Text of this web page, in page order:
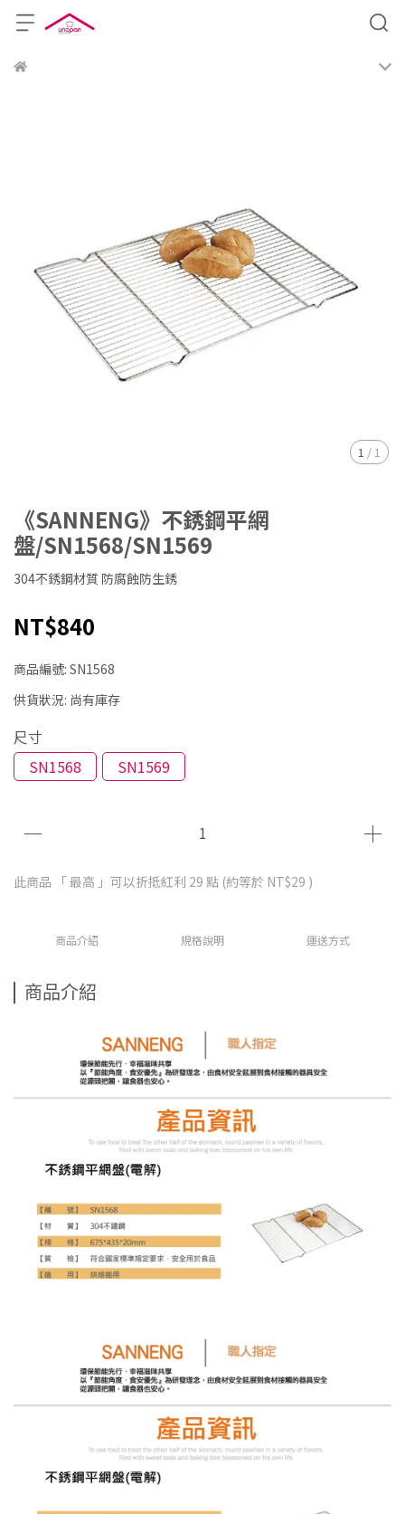
1 / 1
《SANNENG》不銹鋼平網
盤/SN1568/SN1569
304不銹鋼材質 防腐蝕防生銹
NT$840
商品編號: SN1568
供貨狀況: 尚有庫存
尺寸
SN1568
SN1569
此商品 「 最高 」可以折抵紅利 29 點 (約等於 NT$29 )
商品介紹 規格說明 運送方式
商品介紹